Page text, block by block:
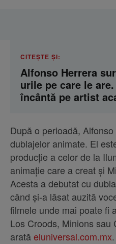
CITEȘTE ȘI:
Alfonso Herrera
urile pe care le
încântă pe artist
După o perioadă,
dublajelor animate. El
producție a celor de la
animație care a creat și
Acesta a debutat cu
când și-a lăsat auzită
filmele unde mai poate fi
Los Croods, Minions sau
aratăeluniversal.com.mx.